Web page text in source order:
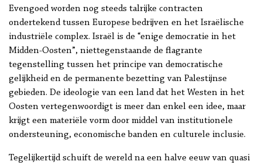
Evengoed worden nog steeds talrijke contracten
ondertekend tussen Europese bedrijven en het Israëlische
industriële complex. Israël is de “enige democratie in het
Midden-Oosten”, niettegenstaande de flagrante
tegenstelling tussen het principe van democratische
gelijkheid en de permanente bezetting van Palestijnse
gebieden. De ideologie van een land dat het Westen in het
Oosten vertegenwoordigt is meer dan enkel een idee, maar
krijgt een materiële vorm door middel van institutionele
ondersteuning, economische banden en culturele inclusie.
Tegelijkertijd schuift de wereld na een halve eeuw van quasi